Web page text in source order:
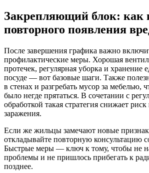
Закрепляющий блок: как
повторного появления
После завершения графика важно
профилактические меры. Хорошая
протечек, регулярная уборка и хранение
посуде — вот базовые шаги. Также
в стенах и разгребать мусор за мебелью,
было негде прятаться. В сочетании с
обработкой такая стратегия снижает
заражения.
Если же жильцы замечают новые
откладывайте повторную консультацию
Быстрые меры — ключ к тому, чтобы не
проблемы и не пришлось прибегать к
позднее.